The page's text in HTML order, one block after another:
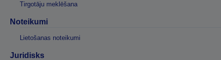
Tirgotāju meklēšana
Noteikumi
Lietošanas noteikumi
Juridisks